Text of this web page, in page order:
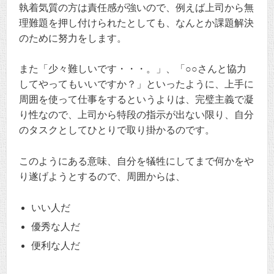
執着気質の方は責任感が強いので、例えば上司から無
理難題を押し付けられたとしても、なんとか課題解決
のために努力をします。
また「少々難しいです・・・。」、「○○さんと協力
してやってもいいですか？」といったように、上手に
周囲を使って仕事をするというよりは、完璧主義で凝
り性なので、上司から特段の指示が出ない限り、自分
のタスクとしてひとりで取り掛かるのです。
このようにある意味、自分を犠牲にしてまで何かをや
り遂げようとするので、周囲からは、
いい人だ
優秀な人だ
便利な人だ